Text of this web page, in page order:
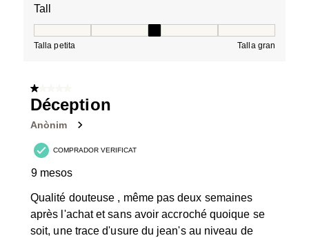
Tall
Talla petita Talla gran
1 de 5 estrelles.
Déception
Anònim
COMPRADOR VERIFICAT
9 mesos
Qualité douteuse , même pas deux semaines
après l'achat et sans avoir accroché quoique se
soit, une trace d'usure du jean's au niveau de